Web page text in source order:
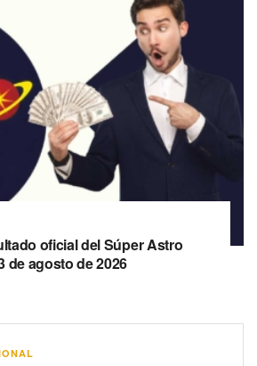
oficial del Súper Astro
de agosto de 2026